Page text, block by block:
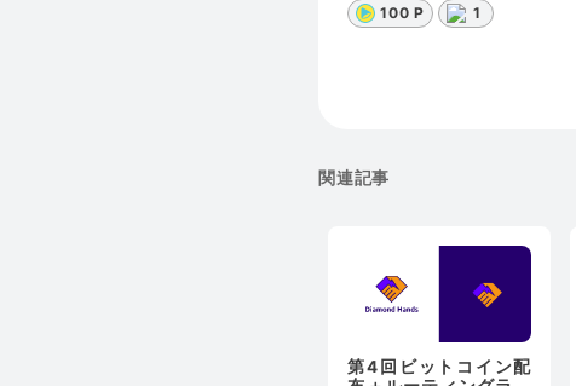
100 P 1
関連記事
第4回ビットコイン配